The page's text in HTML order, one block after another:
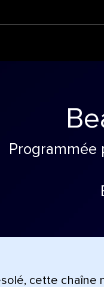
Programmée
cette chaîne